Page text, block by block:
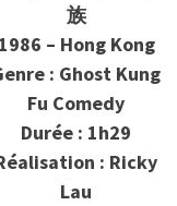
族
1986 – Hong Kong
: Ghost Kung
Fu Comedy
Durée : 1h29
: Ricky
Lau